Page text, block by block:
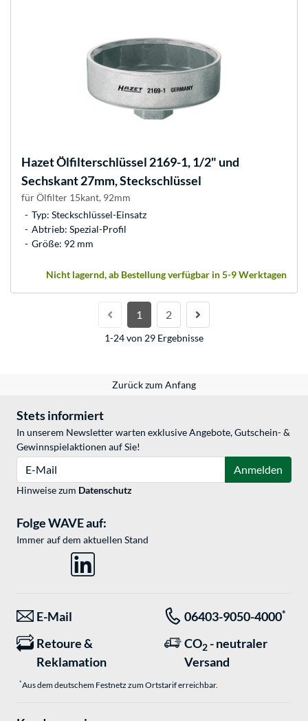
HazetÖlfilterschlüssel 2169-1, 1/2" und
Sechskant 27mm, Steckschlüssel
für Ölfilter 15kant, 92mm
Typ: Steckschlüssel-Einsatz
Abtrieb: Spezial-Profil
Größe: 92 mm
Nicht lagernd, ab Bestellung verfügbar in 5-9 Werktagen
1 2
1-24 von 29 Ergebnisse
Zurück zum Anfang
Stets informiert
In unserem Newsletter warten exklusive Angebote, Gutschein- &
Gewinnspielaktionen auf Sie!
Anmelden
Hinweise zum Datenschutz
Folge WAVE auf:
Immer auf dem aktuellen Stand
E-Mail 06403-9050-4000*
Retoure &
Reklamation
CO2 - neutraler
Versand
*Aus dem deutschem Festnetz zum Ortstarif erreichbar.